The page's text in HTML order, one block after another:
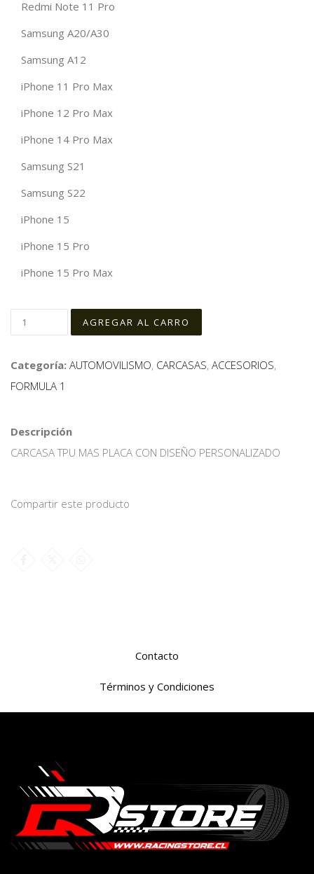
Redmi Note 11 Pro
Samsung A20/A30
Samsung A12
iPhone 11 Pro Max
iPhone 12 Pro Max
iPhone 14 Pro Max
Samsung S21
Samsung S22
iPhone 15
iPhone 15 Pro
iPhone 15 Pro Max
Categoría: AUTOMOVILISMO, CARCASAS, ACCESORIOS,
FORMULA 1
Descripción
CARCASA TPU MAS PLACA CON DISEÑO PERSONALIZADO
Compartir este producto
Contacto
Términos y Condiciones